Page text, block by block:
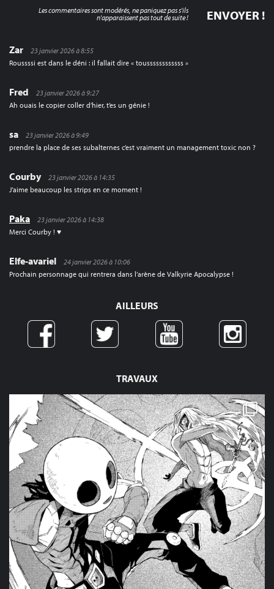
TRAVAUX
Zar
23 janvier 2026 à 8:55
Roussssi est dans le déni : il fallait dire « toussssssssssss »
Fred
23 janvier 2026 à 9:27
Ah ouais le copier coller d’hier, t’es un génie !
sa
23 janvier 2026 à 9:49
prendre la place de ses subalternes c’est vraiment un management toxic non ?
Courby
23 janvier 2026 à 14:35
J’aime beaucoup les strips en ce moment !
Paka
23 janvier 2026 à 14:38
Merci Courby ! ♥
Elfe-avariel
24 janvier 2026 à 10:06
Prochain personnage qui rentrera dans l’arène de Valkyrie Apocalypse !
Les commentaires sont modérés, ne paniquez pas s'ils
n'apparaissent pas tout de suite !
AILLEURS